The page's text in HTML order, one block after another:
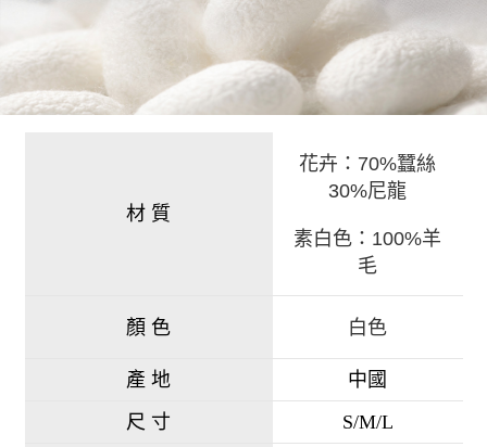
材 質
花卉：70%蠶絲
30%尼龍
素白色：100%羊
毛
顏 色 白色
產 地
中國
尺 寸
S/M/L